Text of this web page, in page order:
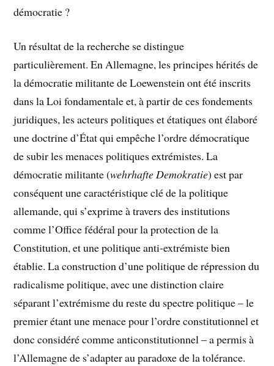
démocratie ?
Un résultat de la recherche se distingue
particulièrement. En Allemagne, les principes hérités de
la démocratie militante de Loewenstein ont été inscrits
dans la Loi fondamentale et, à partir de ces fondements
juridiques, les acteurs politiques et étatiques ont élaboré
une doctrine d’État qui empêche l’ordre démocratique
de subir les menaces politiques extrémistes. La
démocratie militante (wehrhafte Demokratie) est par
conséquent une caractéristique clé de la politique
allemande, qui s’exprime à travers des institutions
comme l’Office fédéral pour la protection de la
Constitution, et une politique anti-extrémiste bien
établie. La construction d’une politique de répression du
radicalisme politique, avec une distinction claire
séparant l’extrémisme du reste du spectre politique – le
premier étant une menace pour l’ordre constitutionnel et
donc considéré comme anticonstitutionnel – a permis à
l’Allemagne de s’adapter au paradoxe de la tolérance.